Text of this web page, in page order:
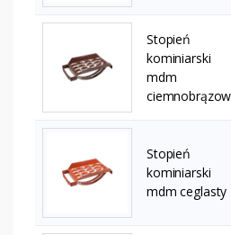
Stopień
kominiarski
mdm
Stopień
kominiarski
mdm ceglasty